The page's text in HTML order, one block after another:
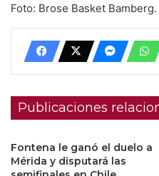
Foto: Brose Basket Bamberg.
Publicaciones
Fontena le ganó el duelo a
Mérida y disputará las